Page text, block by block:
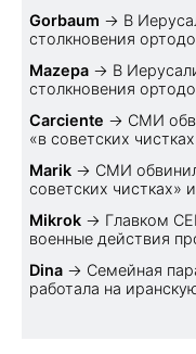
Gorbaum → В
столкновения
Mazepa → В
столкновения
Carciente → СМИ
«в советских
Marik → СМИ
советских чистках»
Mikrok → Главком
военные действия
Dina → Семейная
работала на